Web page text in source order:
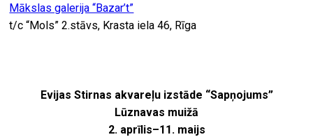
Mākslas galerija “Bazar’t”
t/c “Mols” 2.stāvs, Krasta iela 46, Rīga
Evijas Stirnas akvareļu izstāde “Sapņojums”
Lūznavas muižā
2. aprīlis–11. maijs